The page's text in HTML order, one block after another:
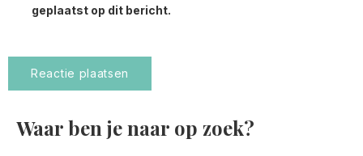
geplaatst op dit bericht.
Waar ben je naar op zoek?